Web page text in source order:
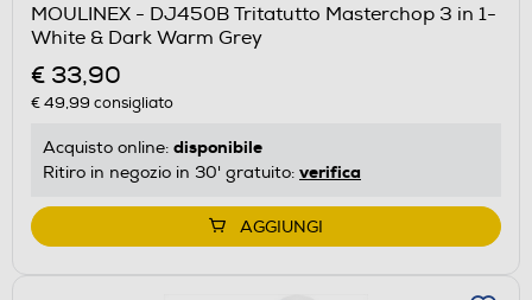
MOULINEX - DJ450B Tritatutto Masterchop 3 in 1-
White & Dark Warm Grey
€ 33,90
€ 49,99 consigliato
Acquisto online: disponibile
Ritiro in negozio in 30' gratuito: verifica
AGGIUNGI